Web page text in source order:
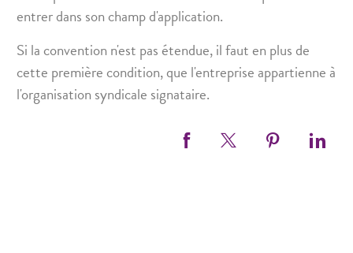
entrer dans son champ d'application.
Si la convention n'est pas étendue, il faut en plus de
cette première condition, que l'entreprise appartienne à
l'organisation syndicale signataire.